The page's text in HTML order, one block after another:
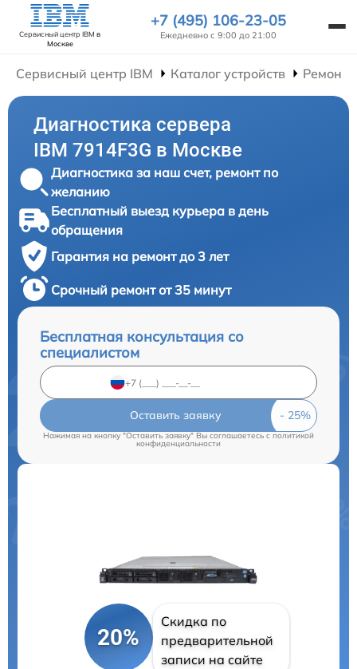
Сервисный центр IBM в
Москве
+7 (495) 106-23-05
Ежедневно с 9:00 до 21:00
Сервисный центр IBM Каталог устройств Ремонт
Диагностика сервера
IBM 7914F3G в Москве
Диагностика за наш счет, ремонт по
желанию
Бесплатный выезд курьера в день
обращения
Гарантия на ремонт до 3 лет
Срочный ремонт от 35 минут
Бесплатная консультация со
специалистом
Оставить заявку
Нажимая на кнопку "Оставить заявку" Вы соглашаетесь c политикой
конфиденциальности
20%
Скидка по
предварительной
записи на сайте